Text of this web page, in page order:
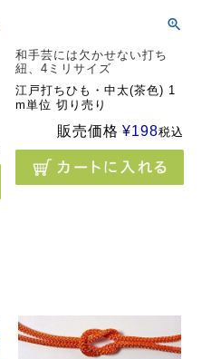
和手芸には欠かせない打ち
紐、4ミリサイズ
江戸打ちひも・中太(茶色) 1
m単位 切り売り
販売価格 ¥198税込